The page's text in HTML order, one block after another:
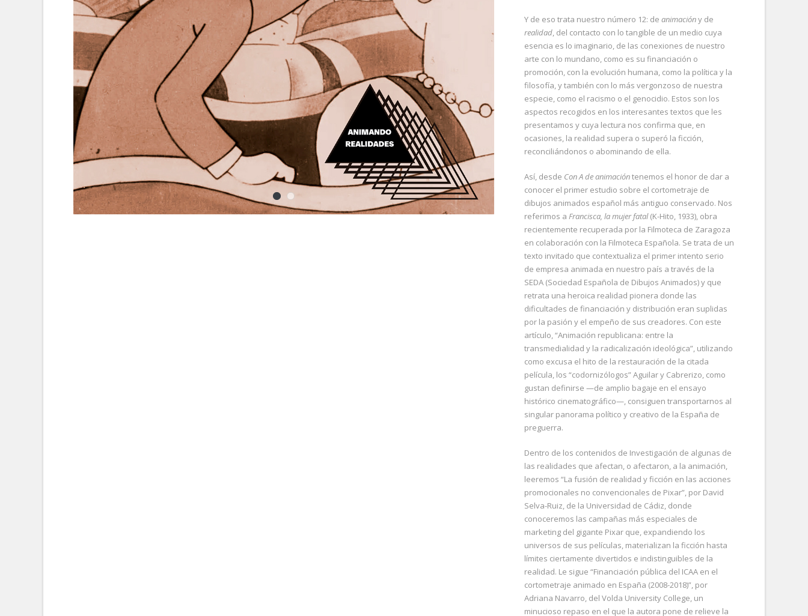
Y de eso trata nuestro número 12: deanimacióny de
realidad, del contacto con lo tangible de un medio cuya
esencia es lo imaginario, de las conexiones de nuestro
arte con lo mundano, como es su financiación o
promoción, con la evolución humana, como la política y la
filosofía, y también con lo más vergonzoso de nuestra
especie, como el racismo o el genocidio. Estos son los
aspectos recogidos en los interesantes textos que les
presentamos y cuya lectura nos confirma que, en
ocasiones, la realidad supera o superó la ficción,
reconciliándonos o abominando de ella.
Así, desde Con A de animacióntenemos el honor de dar a
conocer el primer estudio sobre el cortometraje de
dibujos animados español más antiguo conservado. Nos
referimos aFrancisca, la mujer fatal(K-Hito, 1933), obra
recientemente recuperada por la Filmoteca de Zaragoza
en colaboración con la Filmoteca Española. Se trata de un
texto invitado que contextualiza el primer intento serio
de empresa animada en nuestro país a través de la
SEDA (Sociedad Española de Dibujos Animados) y que
retrata una heroica realidad pionera donde las
dificultades de financiación y distribución eran suplidas
por la pasión y el empeño de sus creadores. Con este
artículo, “Animación republicana: entre la
transmedialidad y la radicalización ideológica”, utilizando
como excusa el hito de la restauración de la citada
película, los “codornizólogos” Aguilar y Cabrerizo, como
gustan definirse —de amplio bagaje en el ensayo
histórico cinematográfico—, consiguen transportarnos al
singular panorama político y creativo de la España de
preguerra.
Dentro de los contenidos de Investigación de algunas de
las realidades que afectan, o afectaron, a la animación,
leeremos “La fusión de realidad y ficción en las acciones
promocionales no convencionales de Pixar”, por David
Selva-Ruiz, de la Universidad de Cádiz, donde
conoceremos las campañas más especiales de
marketing del gigante Pixar que, expandiendo los
universos de sus películas, materializan la ficción hasta
límites ciertamente divertidos e indistinguibles de la
realidad. Le sigue “Financiación pública del ICAA en el
cortometraje animado en España (2008-2018)”, por
Adriana Navarro, del Volda University College, un
minucioso repaso en el que la autora pone de relieve la